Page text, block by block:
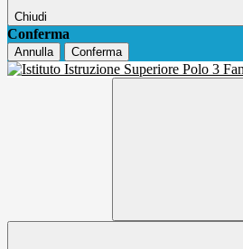
Chiudi
Conferma
Annulla Conferma